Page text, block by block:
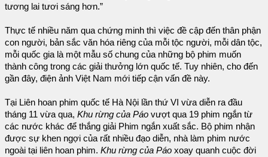
tương lai tươi sáng hơn.”
Thực tế nhiều năm qua chứng minh thì việc đề cập đến thân phận
con người, bản sắc văn hóa riêng của mỗi tộc người, mỗi dân tộc,
mỗi quốc gia là một mẫu số chung của những bộ phim muốn
thành công trong các giải thưởng lớn quốc tế. Tuy nhiên, cho đến
gần đây, điện ảnh Việt Nam mới tiếp cận vấn đề này.
Tại Liên hoan phim quốc tế Hà Nội lần thứ VI vừa diễn ra đầu
tháng 11 vừa qua, Khu rừng của Páo vượt qua 19 phim ngắn từ
các nước khác để thắng giải Phim ngắn xuất sắc. Bộ phim nhận
được sự khen ngợi của rất nhiều đạo diễn, nhà làm phim nước
ngoài tại liên hoan phim. Khu rừng của Páo xoay quanh cuộc đời